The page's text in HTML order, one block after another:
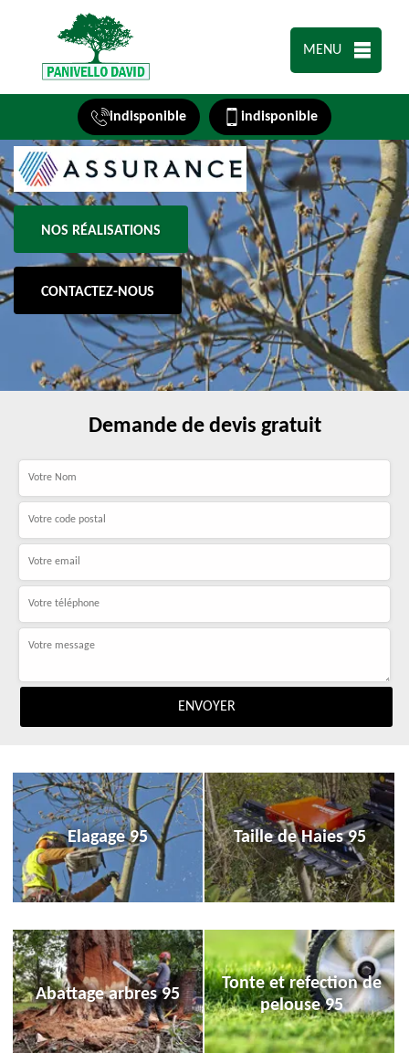
MENU
indisponible indisponible
NOS RÉALISATIONS
CONTACTEZ-NOUS
Demande de devis gratuit
Elagage 95 Taille de Haies 95
Abattage arbres 95
Tonte et refection de
pelouse 95